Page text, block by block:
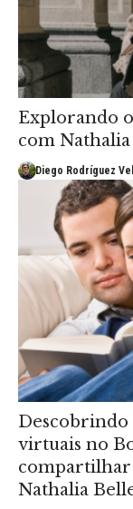
Explorando
com
Diego Rodríguez
Descobrindo
virtuais no
compartilhar
Nathalia